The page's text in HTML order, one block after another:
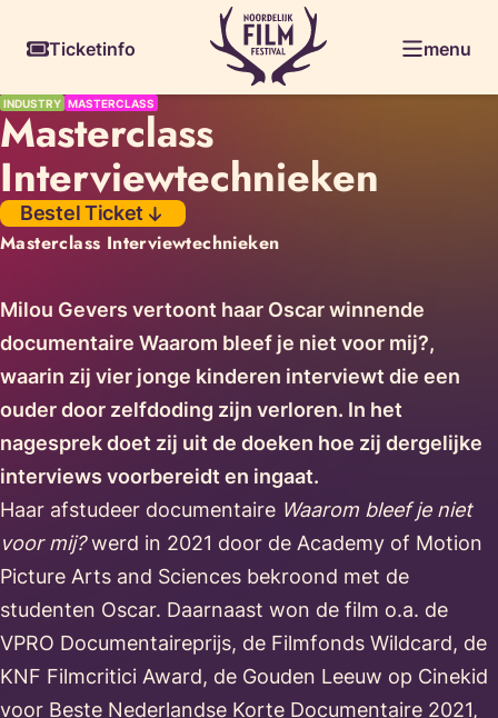
Ticketinfo
menu
INDUSTRY MASTERCLASS
Masterclass
Interviewtechnieken
Bestel Ticket
Masterclass Interviewtechnieken
Milou Gevers vertoont haar Oscar winnende
documentaire Waarom bleef je niet voor mij?,
waarin zij vier jonge kinderen interviewt die een
ouder door zelfdoding zijn verloren. In het
nagesprek doet zij uit de doeken hoe zij dergelijke
interviews voorbereidt en ingaat.
Haar afstudeer documentaire Waarom bleef je niet
voor mij?werd in 2021 door de Academy of Motion
Picture Arts and Sciences bekroond met de
studenten Oscar. Daarnaast won de film o.a. de
VPRO Documentaireprijs, de Filmfonds Wildcard, de
KNF Filmcritici Award, de Gouden Leeuw op Cinekid
voor Beste Nederlandse Korte Documentaire 2021,